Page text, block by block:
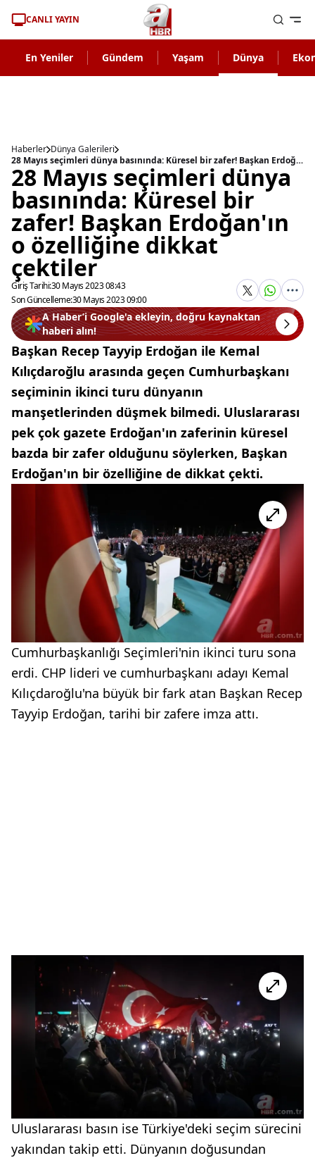
CANLI YAYIN
En Yeniler Gündem Yaşam Dünya
Haberler Dünya Galerileri
28 Mayıs seçimleri dünya basınında: Küresel bir zafer! Başkan Erdoğan'ın o özelliğine dikkat çektiler
28 Mayıs seçimleri dünya
basınında: Küresel bir
zafer! Başkan Erdoğan'ın
o özelliğine dikkat
çektiler
Giriş Tarihi:30 Mayıs 2023 08:43
Son Güncelleme:30 Mayıs 2023 09:00
A Haber’i Google'a ekleyin, doğru kaynaktan
haberi alın!
Başkan Recep Tayyip Erdoğan ile Kemal
Kılıçdaroğlu arasında geçen Cumhurbaşkanı
seçiminin ikinci turu dünyanın
manşetlerinden düşmek bilmedi. Uluslararası
pek çok gazete Erdoğan'ın zaferinin küresel
bazda bir zafer olduğunu söylerken, Başkan
Erdoğan'ın bir özelliğine de dikkat çekti.
Cumhurbaşkanlığı Seçimleri'nin ikinci turu sona
erdi. CHP lideri ve cumhurbaşkanı adayı Kemal
Kılıçdaroğlu'na büyük bir fark atan Başkan Recep
Tayyip Erdoğan, tarihi bir zafere imza attı.
Uluslararası basın ise Türkiye'deki seçim sürecini
yakından takip etti. Dünyanın doğusundan